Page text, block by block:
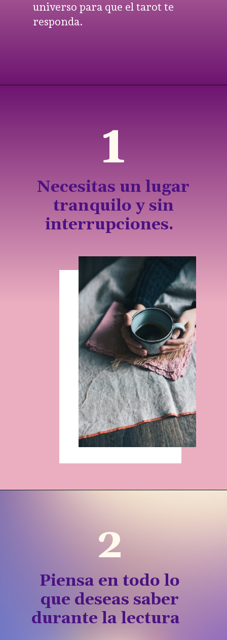
universo para que el tarot te
responda.
Necesitas un lugar
tranquilo y sin
interrupciones.
1
Piensa en todo lo
que deseas saber
durante la lectura
2